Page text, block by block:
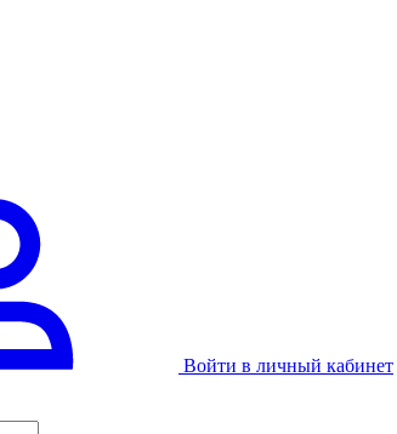
Войти в личный кабинет